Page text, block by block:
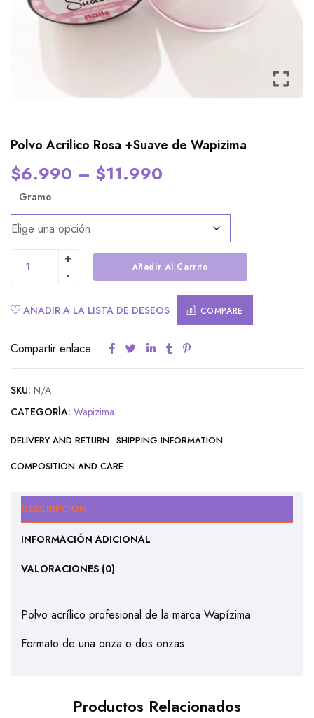
Polvo Acrilico Rosa +Suave de Wapizima
$6.990 – $11.990
Gramo
Añadir Al Carrito
AÑADIR A LA LISTA DE DESEOS COMPARE
Compartir enlace
SKU: N/A
CATEGORÍA: Wapizima
DELIVERY AND RETURN SHIPPING INFORMATION
COMPOSITION AND CARE
DESCRIPCIÓN
INFORMACIÓN ADICIONAL
VALORACIONES (0)
Polvo acrílico profesional de la marca Wapízima
Formato de una onza o dos onzas
Productos Relacionados